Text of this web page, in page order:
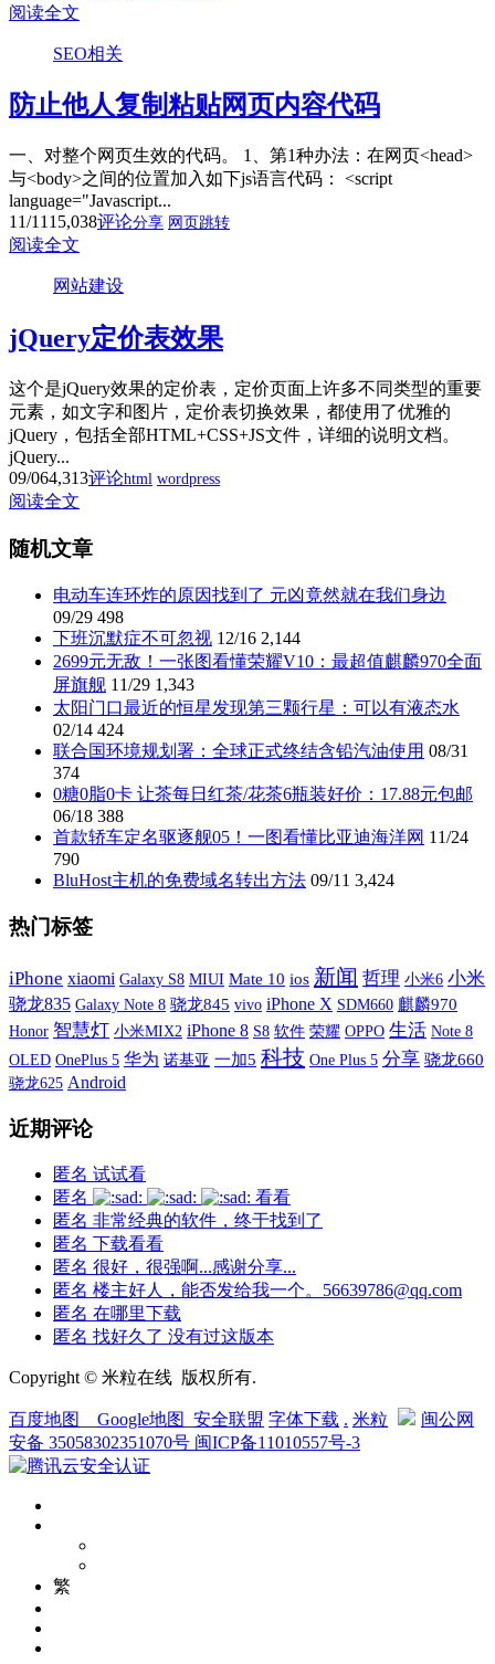
阅读全文
SEO相关
防止他人复制粘贴网页内容代码
一、对整个网页生效的代码。 1、第1种办法：在网页<head>
与<body>之间的位置加入如下js语言代码： <script
language="Javascript...
11/11 15,038评论分享 网页跳转
阅读全文
网站建设
jQuery定价表效果
这个是jQuery效果的定价表，定价页面上许多不同类型的重要
元素，如文字和图片，定价表切换效果，都使用了优雅的
jQuery，包括全部HTML+CSS+JS文件，详细的说明文档。
jQuery...
09/064,313评论html wordpress
阅读全文
随机文章
电动车连环炸的原因找到了 元凶竟然就在我们身边
09/29 498
下班沉默症不可忽视 12/16 2,144
2699元无敌！一张图看懂荣耀V10：最超值麒麟970全面
屏旗舰 11/29 1,343
太阳门口最近的恒星发现第三颗行星：可以有液态水
02/14 424
联合国环境规划署：全球正式终结含铅汽油使用 08/31
374
0糖0脂0卡 让茶每日红茶/花茶6瓶装好价：17.88元包邮
06/18 388
首款轿车定名驱逐舰05！一图看懂比亚迪海洋网 11/24
790
BluHost主机的免费域名转出方法 09/11 3,424
热门标签
iPhone xiaomi Galaxy S8 MIUI Mate 10 ios 新闻 哲理 小米6 小米
骁龙835 Galaxy Note 8 骁龙845 vivo iPhone X SDM660 麒麟970
Honor 智慧灯 小米MIX2 iPhone 8 S8 软件 荣耀 OPPO 生活 Note 8
OLED OnePlus 5 华为 诺基亚 一加5 科技 One Plus 5 分享 骁龙660
骁龙625 Android
近期评论
匿名 试试看
匿名
看看
匿名 非常经典的软件，终于找到了
匿名 下载看看
匿名 很好，很强啊...感谢分享...
匿名 楼主好人，能否发给我一个。56639786@qq.com
匿名 在哪里下载
匿名 找好久了 没有过这版本
Copyright © 米粒在线 版权所有.
百度地图 Google地图 安全联盟 字体下载 . 米粒
闽公网
安备 35058302351070号 闽ICP备11010557号-3
繁